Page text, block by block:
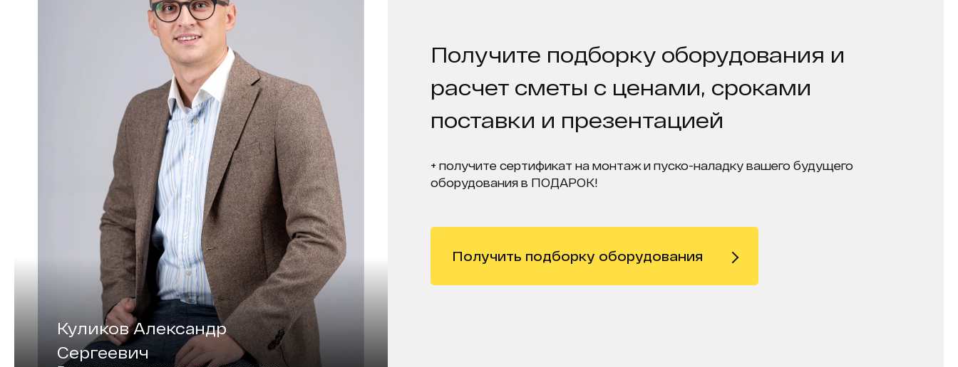
Куликов Александр
Сергеевич
Получите подборку оборудования и
расчет сметы с ценами, сроками
поставки и презентацией
+ получите сертификат на монтаж и пуско-наладку вашего будущего
оборудования в ПОДАРОК!
Получить подборку оборудования